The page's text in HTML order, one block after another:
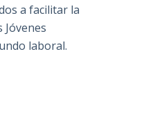
a facilitar la
laboral.